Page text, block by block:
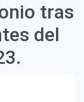
tras
del